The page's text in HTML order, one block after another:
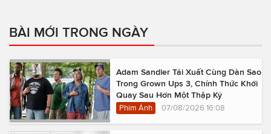
BÀI MỚI TRONG NGÀY
Adam Sandler Tái Xuất Cùng Dàn Sao
Trong Grown Ups 3, Chính Thức Khởi
Quay Sau Hơn Một Thập Kỷ
Phim Ảnh 07/08/2026 16:08